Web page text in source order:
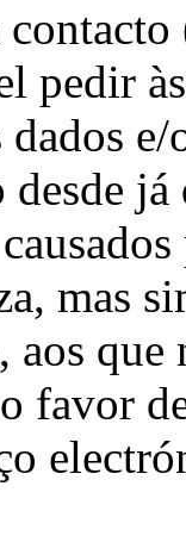
pedir
desde
mas
aos
favor